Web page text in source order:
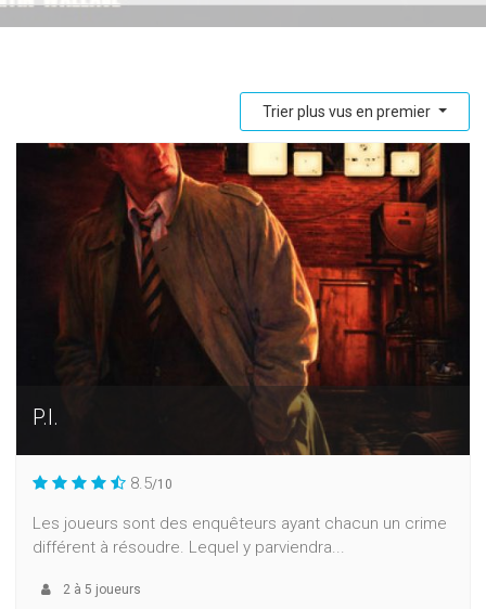
Trier plus vus en premier
P.I.
8.5/10
Les joueurs sont des enquêteurs ayant chacun un crime
différent à résoudre. Lequel y parviendra...
2 à 5 joueurs